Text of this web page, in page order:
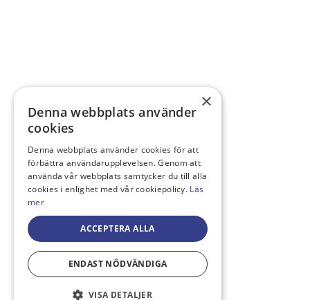
×
Denna webbplats använder
cookies
Denna webbplats använder cookies för att
förbättra användarupplevelsen. Genom att
använda vår webbplats samtycker du till alla
cookies i enlighet med vår cookiepolicy. Läs
mer
ACCEPTERA ALLA
ENDAST NÖDVÄNDIGA
VISA DETALJER